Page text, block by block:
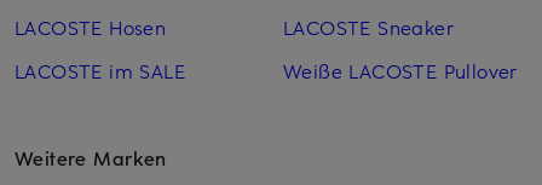
LACOSTE Hosen
LACOSTE im SALE
LACOSTE Sneaker
Weiße LACOSTE Pullover
Weitere Marken